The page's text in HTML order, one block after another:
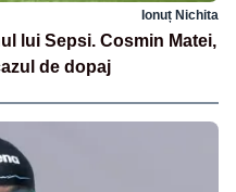
Ionuț Nichita
lui Sepsi. Cosmin Matei,
de dopaj